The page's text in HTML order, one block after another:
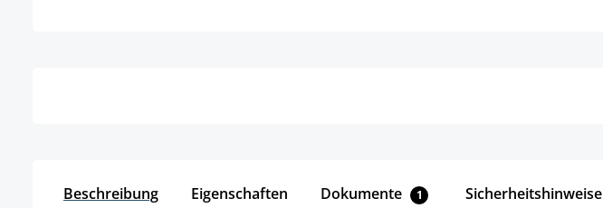
Beschreibung Eigenschaften Dokumente 1 Sicherheitshinweise